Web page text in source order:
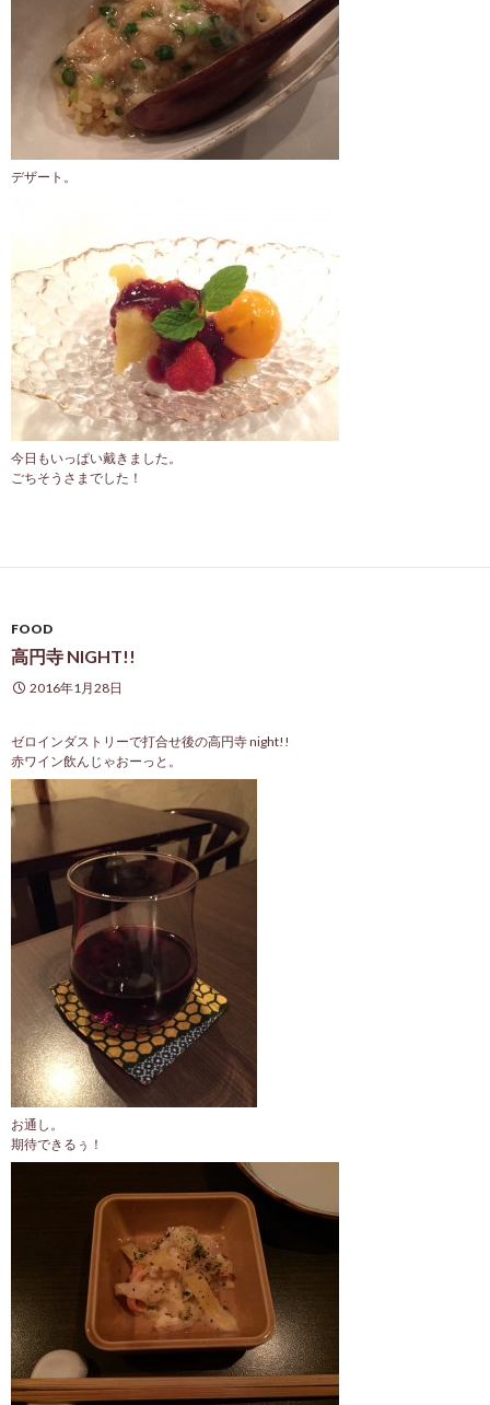
デザート。
今日もいっぱい戴きました。
ごちそうさまでした！
FOOD
高円寺 NIGHT!!
2016年1月28日
ゼロインダストリーで打合せ後の高円寺 night!!
赤ワイン飲んじゃおーっと。
お通し。
期待できるぅ！